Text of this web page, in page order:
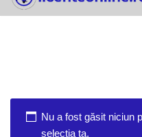
Sari
Nu a fost găsit niciun
selecția ta.